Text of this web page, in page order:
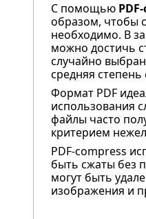
С помощью
образом, чтобы
необходимо. В
можно достичь
случайно
средняя
Формат PDF
использования
файлы часто
критерием
PDF-compress
быть сжаты без
могут быть
изображения и